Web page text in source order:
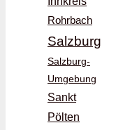
Rohrbach
Salzburg
Salzburg-
Umgebung
Sankt
Pölten